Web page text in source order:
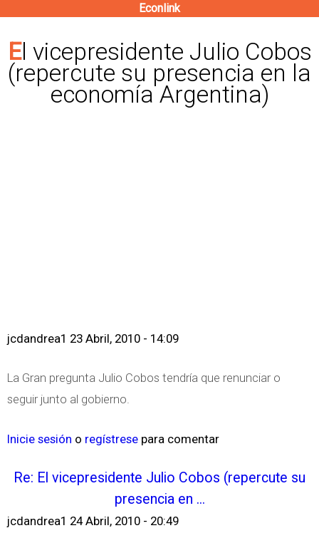
contenido
principal
Econlink
El vicepresidente Julio Cobos
(repercute su presencia en la
economía Argentina)
jcdandrea1 23 Abril, 2010 - 14:09
La Gran pregunta Julio Cobos tendría que renunciar o
seguir junto al gobierno.
Inicie sesión o regístrese para comentar
Re: El vicepresidente Julio Cobos (repercute su
presencia en ...
jcdandrea1 24 Abril, 2010 - 20:49